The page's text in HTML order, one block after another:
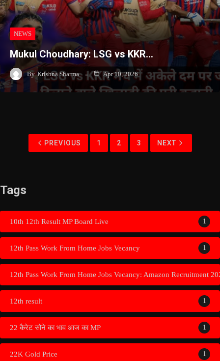
NEWS
Mukul Choudhary: LSG vs KKR…
By Krishna Sharma Apr 10, 2026
PREVIOUS 1 2 3 NEXT
Tags
10th 12th Result MP Board Live 1
12th Pass Work From Home Jobs Vecancy 1
12th Pass Work From Home Jobs Vecancy: Amazon Recruitment
12th result 1
22 कैरेट सोने का भाव आज का MP 1
22K Gold Price 1